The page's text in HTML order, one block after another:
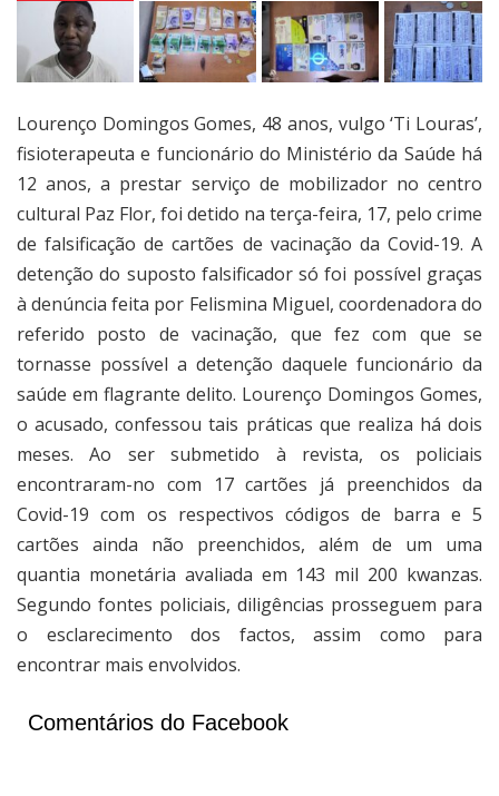
Lourenço Domingos Gomes, 48 anos, vulgo ‘Ti Louras’,
fisioterapeuta e funcionário do Ministério da Saúde há
12 anos, a prestar serviço de mobilizador no centro
cultural Paz Flor, foi detido na terça-feira, 17, pelo crime
de falsificação de cartões de vacinação da Covid-19. A
detenção do suposto falsificador só foi possível graças
à denúncia feita por Felismina Miguel, coordenadora do
referido posto de vacinação, que fez com que se
tornasse possível a detenção daquele funcionário da
saúde em flagrante delito. Lourenço Domingos Gomes,
o acusado, confessou tais práticas que realiza há dois
meses. Ao ser submetido à revista, os policiais
encontraram-no com 17 cartões já preenchidos da
Covid-19 com os respectivos códigos de barra e 5
cartões ainda não preenchidos, além de um uma
quantia monetária avaliada em 143 mil 200 kwanzas.
Segundo fontes policiais, diligências prosseguem para
o esclarecimento dos factos, assim como para
encontrar mais envolvidos.
Comentários do Facebook